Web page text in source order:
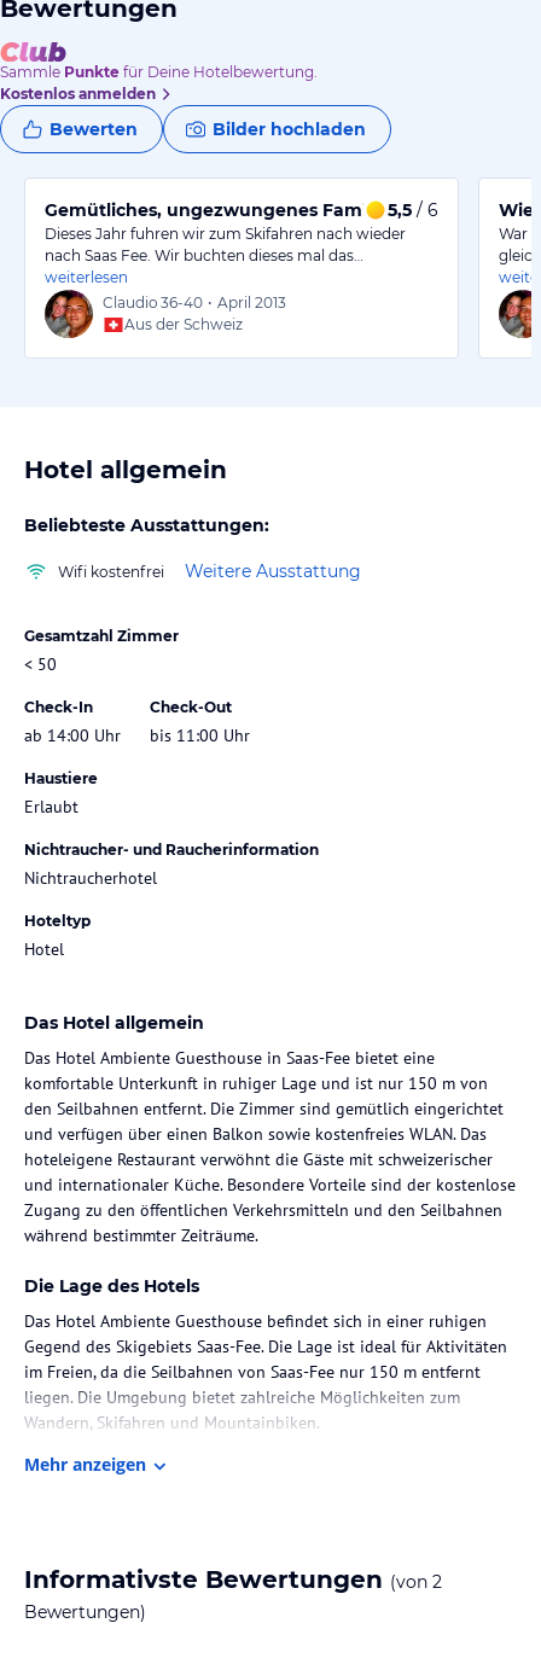
Bewertungen
Sammle Punkte für Deine Hotelbewertung.
Kostenlos anmelden
Bewerten Bilder hochladen
Gemütliches, ungezwungenes Familienhotel
5,5 / 6
Dieses Jahr fuhren wir zum Skifahren nach wieder
nach Saas Fee. Wir buchten dieses mal das…
weiterlesen
Claudio 36-40 • April 2013
Aus der Schweiz
War
Hotel allgemein
Beliebteste Ausstattungen:
Wifi kostenfrei Weitere Ausstattung
Gesamtzahl Zimmer
< 50
Check-In
ab 14:00 Uhr
Check-Out
bis 11:00 Uhr
Haustiere
Erlaubt
Nichtraucher- und Raucherinformation
Nichtraucherhotel
Hoteltyp
Hotel
Das Hotel allgemein
Das Hotel Ambiente Guesthouse in Saas-Fee bietet eine
komfortable Unterkunft in ruhiger Lage und ist nur 150 m von
den Seilbahnen entfernt. Die Zimmer sind gemütlich eingerichtet
und verfügen über einen Balkon sowie kostenfreies WLAN. Das
hoteleigene Restaurant verwöhnt die Gäste mit schweizerischer
und internationaler Küche. Besondere Vorteile sind der kostenlose
Zugang zu den öffentlichen Verkehrsmitteln und den Seilbahnen
während bestimmter Zeiträume.
Die Lage des Hotels
Das Hotel Ambiente Guesthouse befindet sich in einer ruhigen
Gegend des Skigebiets Saas-Fee. Die Lage ist ideal für Aktivitäten
im Freien, da die Seilbahnen von Saas-Fee nur 150 m entfernt
liegen. Die Umgebung bietet zahlreiche Möglichkeiten zum
Wandern, Skifahren und Mountainbiken.
Zimmer / Unterbringung im Hotel
Zimmer bieten eine gemütliche Atmosphäre und sind der perfekte
Ort zum Entspannen nach einem Tag voller Aktivitäten in der
Mehr anzeigen
Informativste Bewertungen (von 2
Bewertungen)